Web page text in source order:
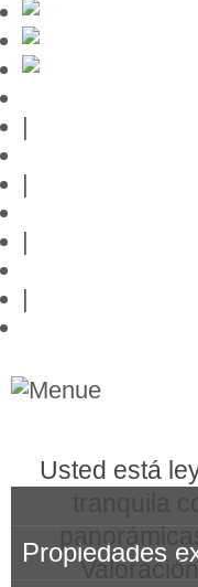
|
|
|
|
Propiedades
Usted está